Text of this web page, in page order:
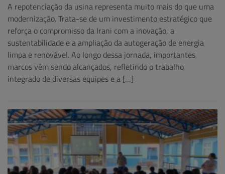
A repotenciação da usina representa muito mais do que uma
modernização. Trata-se de um investimento estratégico que
reforça o compromisso da Irani com a inovação, a
sustentabilidade e a ampliação da autogeração de energia
limpa e renovável. Ao longo dessa jornada, importantes
marcos vêm sendo alcançados, refletindo o trabalho
integrado de diversas equipes e a […]